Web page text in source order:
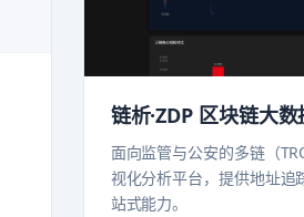
链析·ZDP 区块链大
面向监管与公安的多链（
视化分析平台，提供地址追
站式能力。